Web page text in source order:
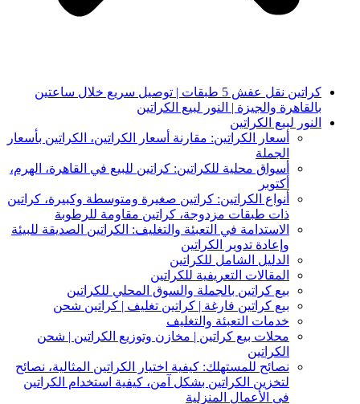
كراتين نقل عفش 5 طبقات | توصيل سريع خلال ساعتين
بالقاهرة والجيزة | النور لبيع الكراتين
النور لبيع الكراتين
أسعار الكراتين: مقارنة أسعار الكراتين، الكراتين بأسعار
الجملة
أسواق محلية للكراتين: كراتين للبيع في القاهرة، الهرم،
أكتوبر
أنواع الكراتين: كراتين صغيرة ومتوسطة وكبيرة، كراتين
ذات طبقات مزدوجة، كراتين مقاومة للرطوبة
الاستدامة في التعبئة والتغليف: الكراتين الصديقة للبيئة
وإعادة تدوير الكراتين
الدليل الشامل للكراتين
المقالات التعريفية للكراتين
بيع كراتين بالجملة والسوق المحلي للكراتين
بيع كراتين فارغة | كراتين تغليف | كراتين شحن
خدمات التعبئة والتغليف
محلات بيع كراتين | مخازن وتوزيع الكراتين | شحن
الكراتين
نصائح للمستهلك: كيفية اختيار الكراتين المثالية، نصائح
لتخزين الكراتين بشكل آمن، كيفية استخدام الكراتين
في الأعمال المنزلية